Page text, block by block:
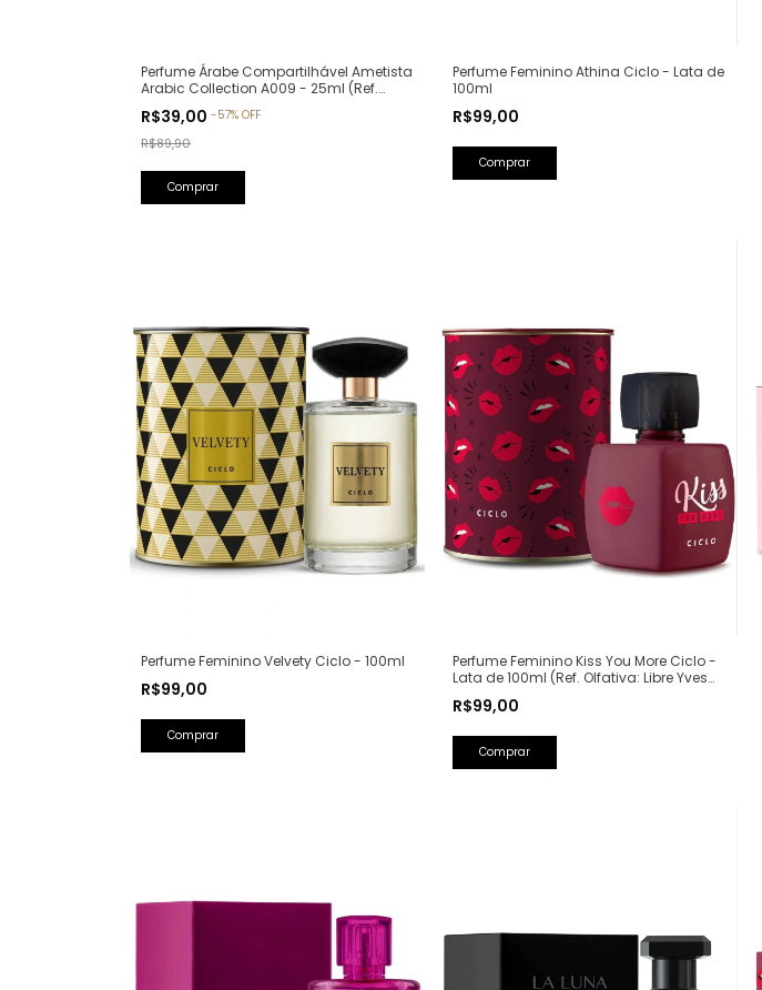
Perfume Árabe Compartilhável Ametista
Arabic Collection A009 - 25ml (Ref.
Lattafa)
R$39,00 -57% OFF
R$89,90
Perfume Feminino Athina Ciclo - Lata de
100ml
R$99,00
Perfume Feminino Velvety Ciclo - 100ml
R$99,00
Perfume Feminino Kiss You More Ciclo -
Lata de 100ml (Ref. Olfativa: Libre Yves
R$99,00